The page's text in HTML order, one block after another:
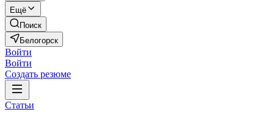
Ещё
Поиск
Белогорск
Войти
Войти
Создать резюме
Статьи